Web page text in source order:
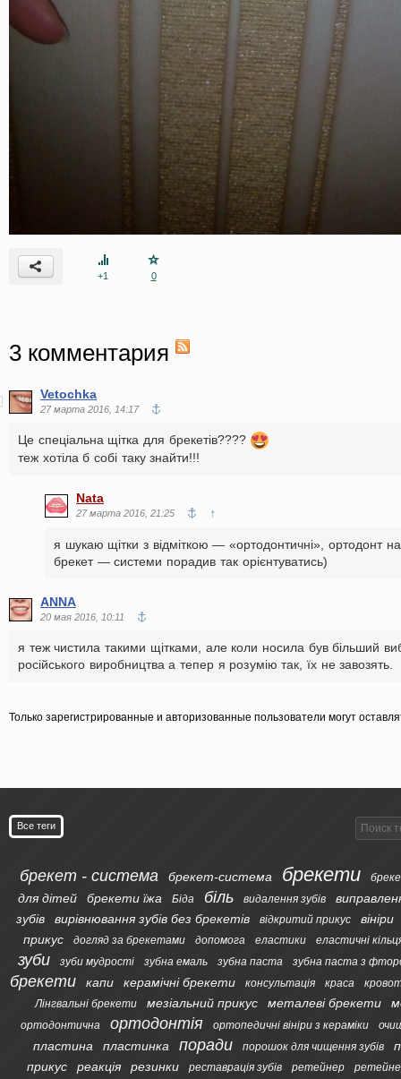
+1 0
3 комментария
Vetochka
27 марта 2016, 14:17
Це спеціальна щітка для брекетів????
теж хотіла б собі таку знайти!!!
Nata
27 марта 2016, 21:25 ↑
я шукаю щітки з відміткою — «ортодонтичні», ортодонт
брекет — системи порадив так орієнтуватись)
ANNA
20 мая 2016, 10:11
я теж чистила такими щітками, але коли носила був більший
російського виробництва а тепер я розумію так, їх не завозять.
Только зарегистрированные и авторизованные пользователи могут
Все теги
брекет - система брекет-система брекети
для дітей брекети їжа Біда біль видалення зубів
зубів
вирівнювання зубів без брекетів відкритий прикус
вініри
прикус
догляд за брекетами допомога еластики еластичні
зуби зуби мудрості зубна емаль зубна паста зубна паста з
брекети капи керамічні брекети консультація краса
Лінгвальні брекети
мезіальний прикус металеві брекети
ортодонтична ортодонтія ортопедичні вініри з кераміки
пластина пластинка поради порошок для чищення зубів
прикус
реакція резинки реставрація зубів ретейнер